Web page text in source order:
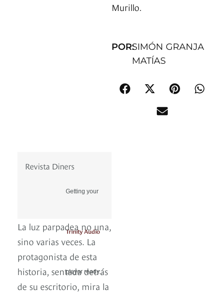
Murillo.
POR:SIMÓN GRANJA
MATÍAS
Revista Diners
Getting your
Trinity Audio
player ready...
La luz parpadea no una,
sino varias veces. La
protagonista de esta
historia, sentada detrás
de su escritorio, mira la